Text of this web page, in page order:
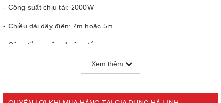
- Công suất chịu tải: 2000W
- Chiều dài dây điện: 2m hoặc 5m
- Công tắc nguồn: 1 công tắc
- Mạch ngắt điện (breaker): Có
* Đóng gói:
Xem thêm